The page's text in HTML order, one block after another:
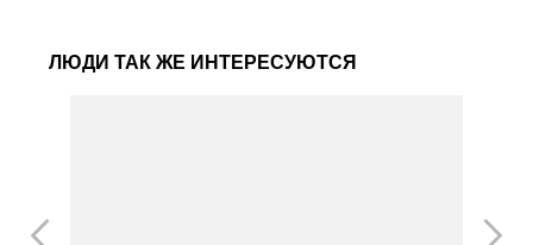
ЛЮДИ ТАК ЖЕ ИНТЕРЕСУЮТСЯ